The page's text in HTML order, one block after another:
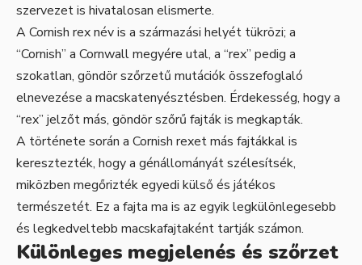
szervezet is hivatalosan elismerte.
A Cornish rex név is a származási helyét tükrözi; a
“Cornish” a Cornwall megyére utal, a “rex” pedig a
szokatlan, göndör szőrzetű mutációk összefoglaló
elnevezése a macskatenyésztésben. Érdekesség, hogy a
“rex” jelzőt más, göndör szőrű fajták is megkapták.
A története során a Cornish rexet más fajtákkal is
keresztezték, hogy a génállományát szélesítsék,
miközben megőrizték egyedi külső és játékos
természetét. Ez a fajta ma is az egyik legkülönlegesebb
és legkedveltebb macskafajtaként tartják számon.
Különleges megjelenés és szőrzet